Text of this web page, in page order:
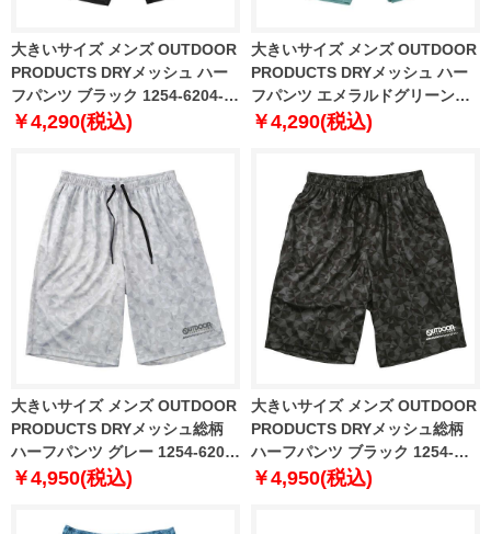
大きいサイズ メンズ OUTDOOR
PRODUCTS DRYメッシュ ハー
フパンツ ブラック 1254-6204-2
3L 4L 5L 6L 7L 8L
￥4,290(税込)
大きいサイズ メンズ OUTDOOR
PRODUCTS DRYメッシュ ハー
フパンツ エメラルドグリーン
1254-6204-3 3L 4L 5L 6L 7L 8L
￥4,290(税込)
大きいサイズ メンズ OUTDOOR
PRODUCTS DRYメッシュ総柄
ハーフパンツ グレー 1254-6205-
1 3L 4L 5L 6L 7L 8L
￥4,950(税込)
大きいサイズ メンズ OUTDOOR
PRODUCTS DRYメッシュ総柄
ハーフパンツ ブラック 1254-
6205-2 3L 4L 5L 6L 7L 8L
￥4,950(税込)